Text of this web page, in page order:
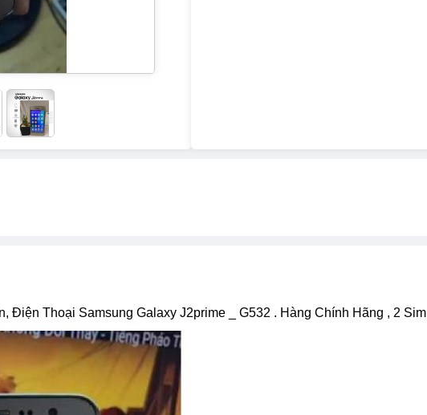
Điện Thoại Samsung Galaxy J2prime _ G532 . Hàng Chính Hãng , 2 Sim